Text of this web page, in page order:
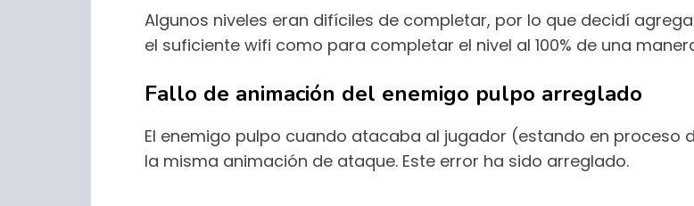
Algunos niveles eran difíciles de completar, por lo que decidí
el suficiente wifi como para completar el nivel al 100% de una
Fallo de animación del enemigo pulpo arreglado
El enemigo pulpo cuando atacaba al jugador (estando en proceso
la misma animación de ataque. Este error ha sido arreglado.